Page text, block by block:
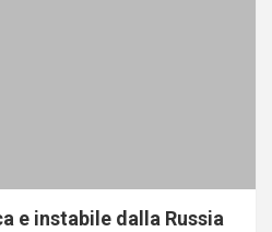
e instabile dalla Russia